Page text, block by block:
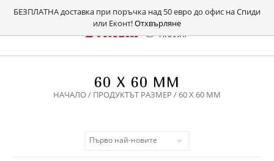
БЕЗПЛАТНА доставка при поръчка над 50 евро до офис на Спиди
или Еконт!Отхвърляне
60 Х 60 ММ
НАЧАЛО/ ПРОДУКТЪТ РАЗМЕР / 60 Х 60 ММ